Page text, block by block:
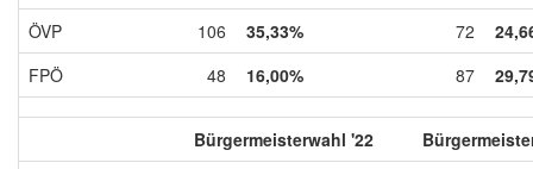
ÖVP
106 35,33% 72
FPÖ
48 16,00% 87
Bürgermeisterwahl '22